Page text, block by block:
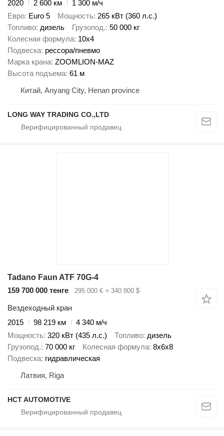
2020
2 600 км
1 300 м/ч
Евро Euro 5 Мощность 265 кВт (360 л.с.)
Топливо дизель Грузопод. 50 000 кг
Колесная формула 10x4
Подвеска рессора/пневмо
Марка крана ZOOMLION-MAZ
Высота подъема 61 м
Китай, Anyang City, Henan province
LONG WAY TRADING CO.,LTD
Tadano Faun ATF 70G-4
159 700 000 тенге
295 000 € ≈ 340 800 $
Вездеходный кран
2015
98 219 км
4 340 м/ч
Мощность 320 кВт (435 л.с.) Топливо дизель
Грузопод. 70 000 кг Колесная формула 8x6x8
Подвеска гидравлическая
Латвия, Riga
HCT AUTOMOTIVE